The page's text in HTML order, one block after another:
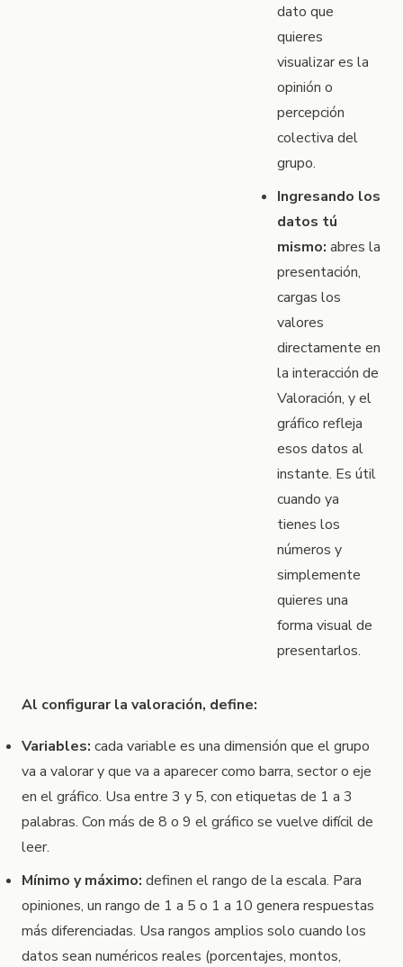
dato que
quieres
visualizar es la
opinión o
percepción
colectiva del
grupo.
Ingresando los
datos tú
mismo: abres la
presentación,
cargas los
valores
directamente en
la interacción de
Valoración, y el
gráfico refleja
esos datos al
instante. Es útil
cuando ya
tienes los
números y
simplemente
quieres una
forma visual de
presentarlos.
Al configurar la valoración, define:
Variables: cada variable es una dimensión que el grupo
va a valorar y que va a aparecer como barra, sector o eje
en el gráfico. Usa entre 3 y 5, con etiquetas de 1 a 3
palabras. Con más de 8 o 9 el gráfico se vuelve difícil de
leer.
Mínimo y máximo: definen el rango de la escala. Para
opiniones, un rango de 1 a 5 o 1 a 10 genera respuestas
más diferenciadas. Usa rangos amplios solo cuando los
datos sean numéricos reales (porcentajes, montos,